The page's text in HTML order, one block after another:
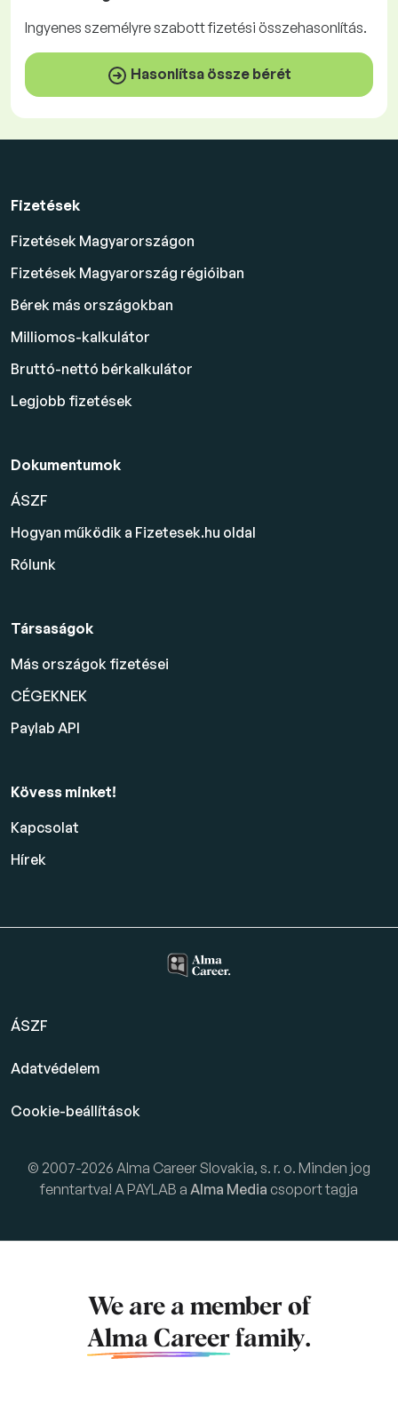
Ingyenes személyre szabott fizetési összehasonlítás.
Hasonlítsa össze bérét
Fizetések
Fizetések Magyarországon
Fizetések Magyarország régióiban
Bérek más országokban
Milliomos-kalkulátor
Bruttó-nettó bérkalkulátor
Legjobb fizetések
Dokumentumok
ÁSZF
Hogyan működik a Fizetesek.hu oldal
Rólunk
Társaságok
Más országok fizetései
CÉGEKNEK
Paylab API
Kövess minket!
Kapcsolat
Hírek
ÁSZF
Adatvédelem
Cookie-beállítások
© 2007-2026 Alma Career Slovakia, s. r. o. Minden jog
fenntartva! A PAYLAB a Alma Media csoport tagja
We are a member of
Alma Career family.